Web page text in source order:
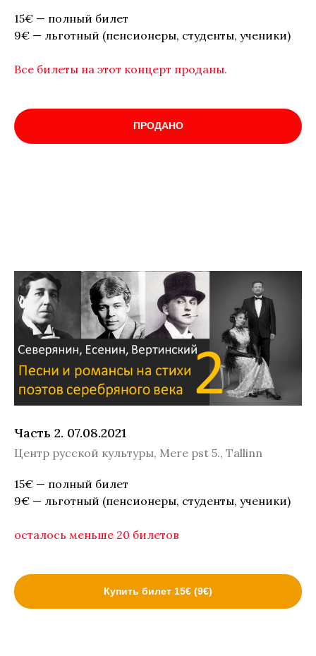
15€ — полный билет
9€ — льготный (пенсионеры, студенты, ученики)
Все билеты на этот концерт проданы.
ПРОДАНО
Часть 2. 07.08.2021
Центр русской культуры, Mere pst 5., Tallinn
15€ — полный билет
9€ — льготный (пенсионеры, студенты, ученики)
осталось меньше 20 билетов
Купить билет 15€ (9€)